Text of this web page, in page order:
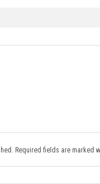
Required fields are marked